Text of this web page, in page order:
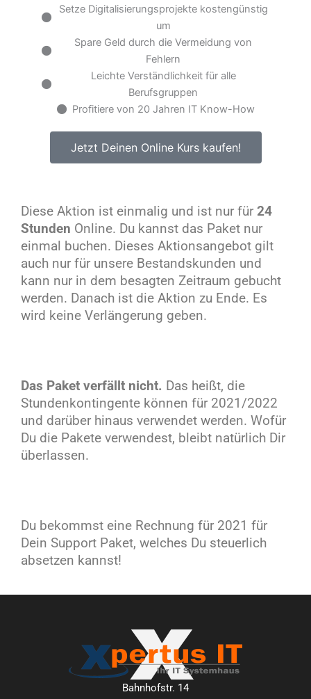
Setze Digitalisierungsprojekte kostengünstig
um
Spare Geld durch die Vermeidung von
Fehlern
Leichte Verständlichkeit für alle
Berufsgruppen
Profitiere von 20 Jahren IT Know-How
Jetzt Deinen Online Kurs kaufen!
Diese Aktion ist einmalig und ist nur für 24
Stunden Online. Du kannst das Paket nur
einmal buchen. Dieses Aktionsangebot gilt
auch nur für unsere Bestandskunden und
kann nur in dem besagten Zeitraum gebucht
werden. Danach ist die Aktion zu Ende. Es
wird keine Verlängerung geben.
Das Paket verfällt nicht. Das heißt, die
Stundenkontingente können für 2021/2022
und darüber hinaus verwendet werden. Wofür
Du die Pakete verwendest, bleibt natürlich Dir
überlassen.
Du bekommst eine Rechnung für 2021 für
Dein Support Paket, welches Du steuerlich
absetzen kannst!
Bahnhofstr. 14